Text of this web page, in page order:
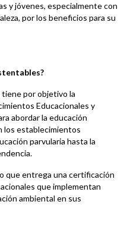
y jóvenes, especialmente con
por los beneficios para su
tiene por objetivo la
Educacionales y
abordar la educación
los establecimientos
parvularia hasta la
que entrega una certificación
que implementan
ambiental en sus